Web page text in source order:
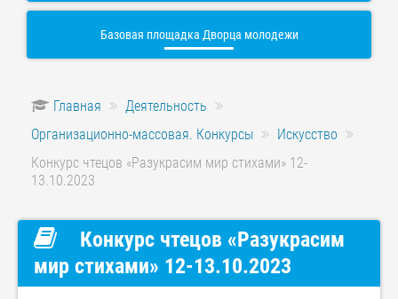
Базовая площадка Дворца молодежи
Главная
Деятельность
Организационно-массовая. Конкурсы
Искусство
Конкурс чтецов «Разукрасим мир стихами» 12-
13.10.2023
Конкурс чтецов «Разукрасим
мир стихами» 12-13.10.2023